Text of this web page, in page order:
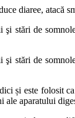
diaree, atacă
de
de
și este folosit
ale aparatului